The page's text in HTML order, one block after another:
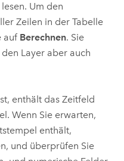
Um den
Zeilen in der Tabelle
auf Berechnen. Sie
Layer aber auch
enthält das Zeitfeld
Wenn Sie erwarten,
enthält,
und überprüfen Sie